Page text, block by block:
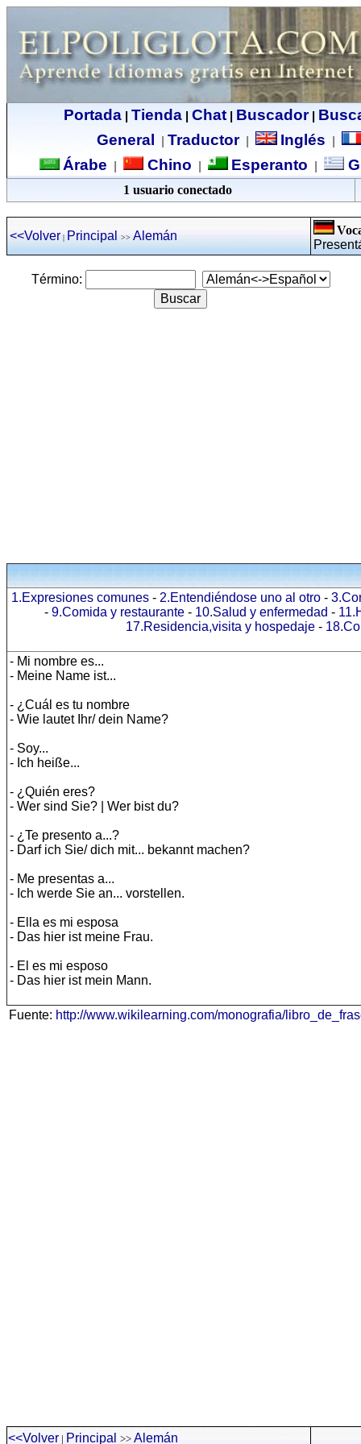
Portada| Tienda| Chat| Buscador|
General
Traductor| Inglés
Árabe Chino Esperanto
1 usuario conectado
<<Volver | Principal >> Alemán
Término:
1.Expresiones comunes- 2.Entendiéndose uno al otro-
- 9.Comida y restaurante - 10.Salud y enfermedad -
17.Residencia,visita y hospedaje-
- Mi nombre es...
- Meine Name ist...
- ¿Cuál es tu nombre
- Wie lautet Ihr/ dein Name?
- Soy...
- Ich heiße...
- ¿Quién eres?
- Wer sind Sie? | Wer bist du?
- ¿Te presento a...?
- Darf ich Sie/ dich mit... bekannt machen?
- Me presentas a...
- Ich werde Sie an... vorstellen.
- Ella es mi esposa
- Das hier ist meine Frau.
- El es mi esposo
- Das hier ist mein Mann.
Fuente: http://www.wikilearning.com/monografia/
<<Volver | Principal >> Alemán